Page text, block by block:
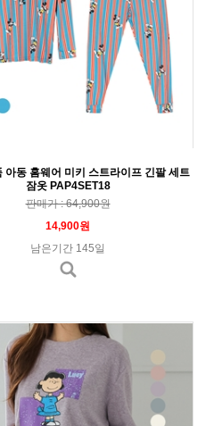
아동 홈웨어 미키 스트라이프 긴팔 세트
잠옷 PAP4SET18
판매가 : 64,900원
14,900원
남은기간 145일